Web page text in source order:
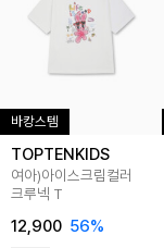
바캉스템
TOPTENKIDS
여아)아이스크림컬러
크루넥 T
12,900 56%